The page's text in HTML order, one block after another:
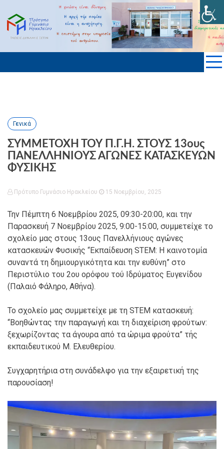
content ΠΡΟΤΥΠΟ ΓΥΜΝΑΣΙΟ ΗΡΑΚΛΕΙΟΥ
KΡΗΤΗΣ
Γενικά
ΣΥΜΜΕΤΟΧΗ ΤΟΥ Π.Γ.Η. ΣΤΟΥΣ 13ους
ΠΑΝΕΛΛΗΝΙΟΥΣ ΑΓΩΝΕΣ ΚΑΤΑΣΚΕΥΩΝ
ΦΥΣΙΚΗΣ
Πρότυπο Γυμνάσιο Ηρακλείου 15 Νοεμβρίου, 2025
Την Πέμπτη 6 Νοεμβρίου 2025, 09:30-20:00, και την
Παρασκευή 7 Νοεμβρίου 2025, 9:00-15:00, συμμετείχε το
σχολείο μας στους 13ους Πανελλήνιους αγώνες
κατασκευών Φυσικής “Εκπαίδευση STEM: Η καινοτομία
συναντά τη δημιουργικότητα και την ευθύνη” στο
Περιστύλιο του 2ου ορόφου τού Ιδρύματος Ευγενίδου
(Παλαιό Φάληρο, Αθήνα).
Το σχολείο μας συμμετείχε με τη STEM κατασκευή:
“Βοηθώντας την παραγωγή και τη διαχείριση φρούτων:
ξεχωρίζοντας τα άγουρα από τα ώριμα φρούτα” τής
εκπαιδευτικού Μ. Ελευθερίου.
Συγχαρητήρια στη συνάδελφο για την εξαιρετική της
παρουσίαση!